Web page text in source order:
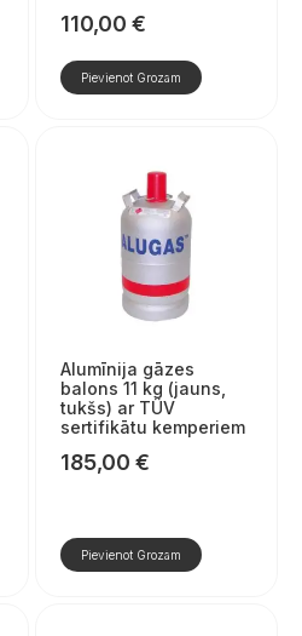
110,00 €
Pievienot Grozam
Alumīnija gāzes
balons 11 kg (jauns,
tukšs) ar TÜV
sertifikātu kemperiem
185,00 €
Pievienot Grozam